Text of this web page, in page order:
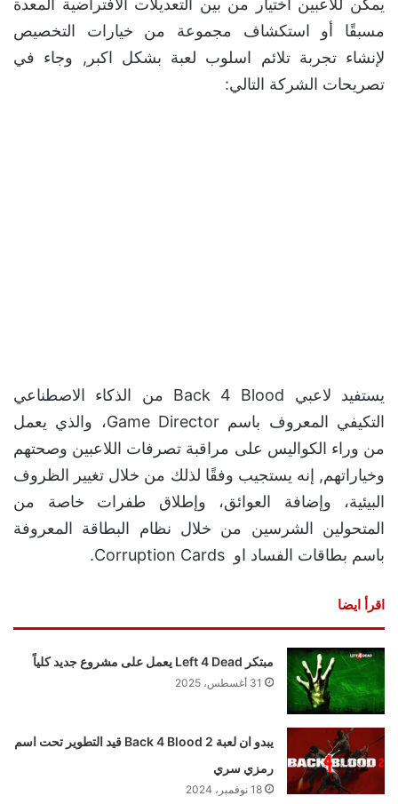
وفقًا لبيان صحفي صدر بالتزامن مع اطلاقالعرضالجديد
الذي تشاهدونه بالاعلى كشف المزيد من التفاصيل حول
نظام البطاقات الجديد في اللعبة هو ميزة جديدة ستعزز
من وراء الكواليس على مراقبة تصرفات اللاعبين وصحتهم
وخياراتهم, إنه يستجيب وفقًا لذلك من خلال تغيير الظروف
البيئية، وإضافة العوائق، وإطلاق طفرات خاصة من
المتحولين الشرسين من خلال نظام البطاقة المعروفة
باسم بطاقات الفساد او Corruption Cards.